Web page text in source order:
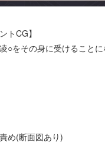
トCG】
○をその身に受けること
め(断面図あり)